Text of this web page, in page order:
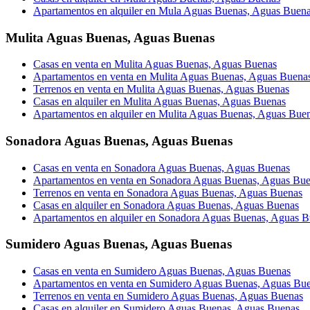
Apartamentos en alquiler en Mula Aguas Buenas, Aguas
Mulita Aguas Buenas, Aguas Buenas
Casas en venta en Mulita Aguas Buenas, Aguas Buenas
Apartamentos en venta en Mulita Aguas Buenas, Aguas
Terrenos en venta en Mulita Aguas Buenas, Aguas Buenas
Casas en alquiler en Mulita Aguas Buenas, Aguas Buenas
Apartamentos en alquiler en Mulita Aguas Buenas, Aguas
Sonadora Aguas Buenas, Aguas Buenas
Casas en venta en Sonadora Aguas Buenas, Aguas Buenas
Apartamentos en venta en Sonadora Aguas Buenas, Aguas
Terrenos en venta en Sonadora Aguas Buenas, Aguas Buenas
Casas en alquiler en Sonadora Aguas Buenas, Aguas Buenas
Apartamentos en alquiler en Sonadora Aguas Buenas, Aguas
Sumidero Aguas Buenas, Aguas Buenas
Casas en venta en Sumidero Aguas Buenas, Aguas Buenas
Apartamentos en venta en Sumidero Aguas Buenas, Aguas
Terrenos en venta en Sumidero Aguas Buenas, Aguas Buenas